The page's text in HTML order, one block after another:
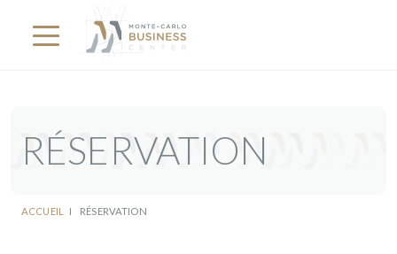
RÉSERVATION
ACCUEIL I RÉSERVATION